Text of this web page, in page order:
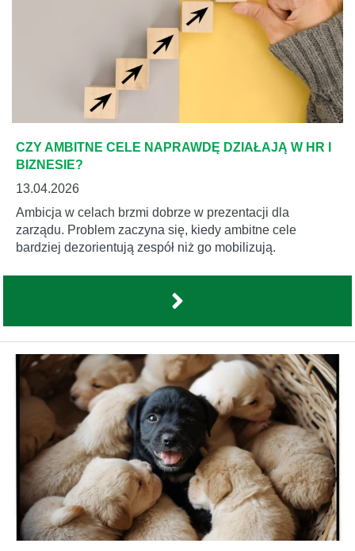
CZY AMBITNE CELE NAPRAWDĘ DZIAŁAJĄ W HR I
BIZNESIE?
13.04.2026
Ambicja w celach brzmi dobrze w prezentacji dla
zarządu. Problem zaczyna się, kiedy ambitne cele
bardziej dezorientują zespół niż go mobilizują.